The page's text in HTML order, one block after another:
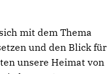
mit dem Thema
und den Blick für
unsere Heimat von